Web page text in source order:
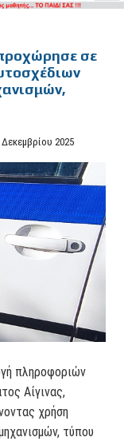
σε
Δεκεμβρίου 2025
πληροφοριών
Αίγινας,
χρήση
τύπου